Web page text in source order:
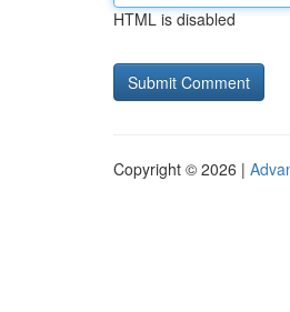
HTML is disabled
Copyright © 2026 |